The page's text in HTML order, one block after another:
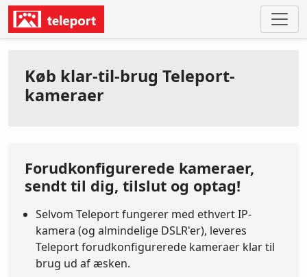
Køb klar-til-brug Teleport-
kameraer
Forudkonfigurerede kameraer,
sendt til dig, tilslut og optag!
Selvom Teleport fungerer med ethvert IP-
kamera (og almindelige DSLR'er), leveres
Teleport forudkonfigurerede kameraer klar til
brug ud af æsken.